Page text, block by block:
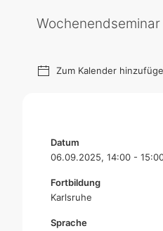
Wochenendseminar
Zum Kalender
Datum
06.09.2025, 14:00 -
Fortbildung
Karlsruhe
Sprache